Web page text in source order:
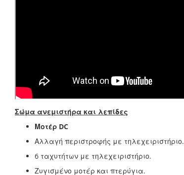
Σώμα ανεμιστήρα και λεπίδες
Μοτέρ DC
Αλλαγή περιστροφής με τηλεχειριστήριο.
6 ταχυτήτων με τηλεχειριστήριο.
Ζυγισμένο μοτέρ και πτερύγια.